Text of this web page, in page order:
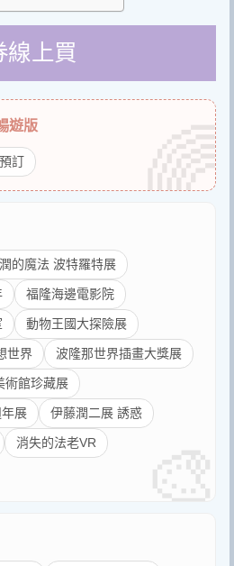
線上買
遊版
訂
的魔法 波特羅特展
福隆海邊電影院
動物王國大探險展
世界 波隆那世界插畫大獎展
術館珍藏展
展 伊藤潤二展 誘惑
消失的法老VR